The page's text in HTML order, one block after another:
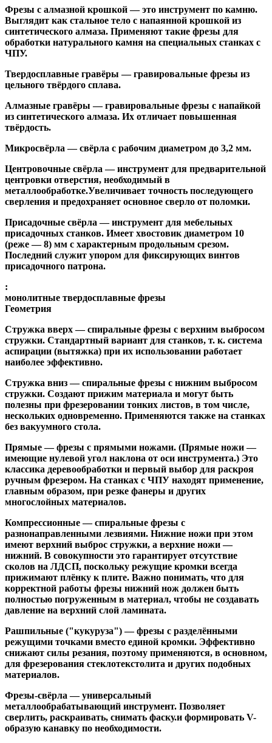
Фрезы с алмазной крошкой— это инструмент по камню.
Выглядит как стальное тело с напаянной крошкой из
синтетического алмаза. Применяют такие фрезы для
обработки натурального камня на специальных станках с
ЧПУ.
Твердосплавные гравёры — гравировальные фрезы из
цельного твёрдого сплава.
Алмазные гравёры — гравировальные фрезы с напайкой
из синтетического алмаза. Их отличает повышенная
твёрдость.
Микросвёрла— свёрла с рабочим диаметром до 3,2 мм.
Центровочные свёрла— инструмент для предварительной
центровки отверстия, необходимый в
металлообработке.Увеличивает точность последующего
сверления и предохраняет основное сверло от поломки.
Присадочные свёрла— инструмент для мебельных
присадочных станков. Имеет хвостовик диаметром 10
(реже — 8) мм с характерным продольным срезом.
Последний служит упором для фиксирующих винтов
присадочного патрона.
:
монолитные твердосплавные фрезы
Геометрия
Стружка вверх— спиральные фрезы с верхним выбросом
стружки. Стандартный вариант для станков, т. к. система
аспирации (вытяжка) при их использовании работает
наиболее эффективно.
Стружка вниз— спиральные фрезы с нижним выбросом
стружки. Создают прижим материала и могут быть
полезны при фрезеровании тонких листов, в том числе,
нескольких одновременно. Применяются также на станках
без вакуумного стола.
Прямые— фрезы с прямыми ножами. (Прямые ножи —
имеющие нулевой угол наклона от оси инструмента.) Это
классика деревообработки и первый выбор для раскроя
ручным фрезером. На станках с ЧПУ находят применение,
главным образом, при резке фанеры и других
многослойных материалов.
Компрессионные— спиральные фрезы с
разнонаправленными лезвиями. Нижние ножи при этом
имеют верхний выброс стружки, а верхние ножи —
нижний. В совокупности это гарантирует отсутствие
сколов на ЛДСП, поскольку режущие кромки всегда
прижимают плёнку к плите. Важно понимать, что для
корректной работы фрезы нижний нож должен быть
полностью погруженным в материал, чтобы не создавать
давление на верхний слой ламината.
Рашпильные ("кукуруза")— фрезы с разделёнными
режущими точками вместо единой кромки. Эффективно
снижают силы резания, поэтому применяются, в основном,
для фрезерования стеклотекстолита и других подобных
материалов.
Фрезы-свёрла— универсальный
металлообрабатывающий инструмент. Позволяет
сверлить, раскраивать, снимать фаску.и формировать V-
образую канавку по необходимости.